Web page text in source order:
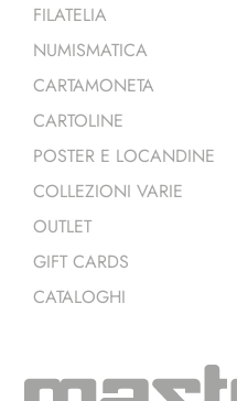
FILATELIA
NUMISMATICA
CARTAMONETA
CARTOLINE
POSTER E LOCANDINE
COLLEZIONI VARIE
OUTLET
GIFT CARDS
CATALOGHI